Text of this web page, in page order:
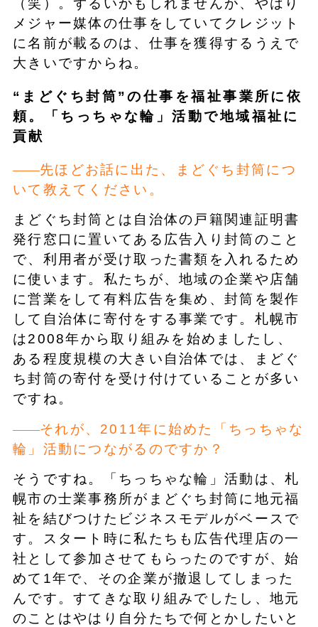
メジャー媒体の仕事をしていてクレジット
に名前が載るのは、仕事を獲得するうえで
大きいですからね。
“まどぐち封筒”の仕事を福祉事業所に依
頼。「ちっちゃな輪」活動で地域福祉に
貢献
先ほどお話に出た、まどぐち封筒につ
いて教えてください。
まどぐち封筒とは自治体の戸籍関連証明書
発行窓口に置いてある広告入り封筒のこと
で、利用者が受け取った書類を入れるため
に使います。私たちが、地域の企業や店舗
に営業をして有料広告を集め、封筒を製作
して自治体に寄付をする事業です。札幌市
は2008年から取り組みを始めましたし、
ある程度規模の大きい自治体では、まどぐ
ち封筒の寄付を受け付けていることが多い
ですね。
それが、2011年に始めた「ちっちゃな
輪」活動につながるのですか？
そうですね。「ちっちゃな輪」活動は、札
幌市の士業事務所がまどぐち封筒に地元福
祉を結びつけたビジネスモデルがベースで
す。スタート時に私たちも広告代理店の一
社として参加させてもらったのですが、始
めて1年で、その企業が撤退してしまった
んです。すてきな取り組みでしたし、地元
のことはやはり自分たちで何とかしたいと